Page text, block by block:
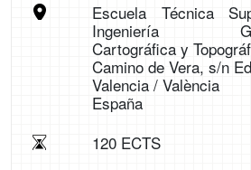
Escuela Técnica
Ingeniería
Cartográfica y
Camino de Vera, s/n
Valencia / València
España
120 ECTS